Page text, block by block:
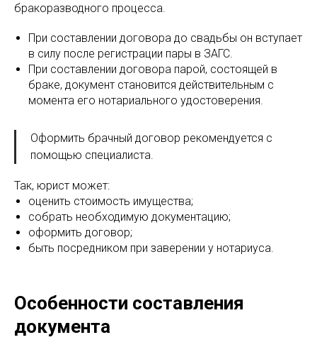
бракоразводного процесса.
При составлении договора до свадьбы он вступает
в силу после регистрации пары в ЗАГС.
При составлении договора парой, состоящей в
браке, документ становится действительным с
момента его нотариального удостоверения.
Оформить брачный договор рекомендуется с
помощью специалиста.
Так, юрист может:
оценить стоимость имущества;
собрать необходимую документацию;
оформить договор;
быть посредником при заверении у нотариуса.
Особенности составления
документа